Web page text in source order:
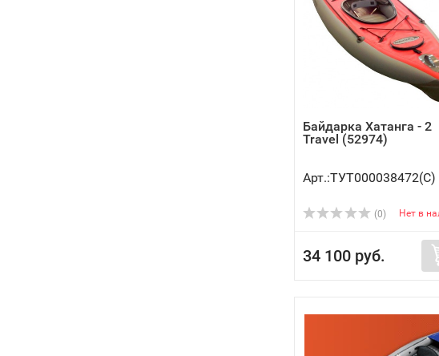
Байдарка Хатанга - 2
Travel (52974)
Арт.:ТУТ000038472(C)
(0) Нет в
34 100 руб.